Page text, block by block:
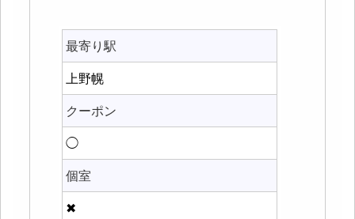
最寄り駅
上野幌
クーポン
◯
個室
✖